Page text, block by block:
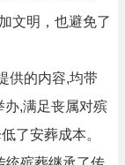
文明，也避免了
供的内容,均带
办,满足丧属对殡
了安葬成本。